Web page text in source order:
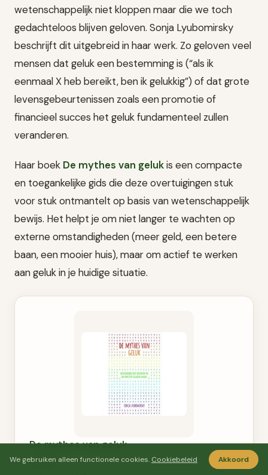
wetenschappelijk niet kloppen maar die we toch
gedachteloos blijven geloven. Sonja Lyubomirsky
beschrijft dit uitgebreid in haar werk. Zo geloven veel
mensen dat geluk een bestemming is (“als ik
eenmaal X heb bereikt, ben ik gelukkig”) of dat grote
levensgebeurtenissen zoals een promotie of
financieel succes het geluk fundamenteel zullen
veranderen.
Haar boek De mythes van gelukis een compacte
en toegankelijke gids die deze overtuigingen stuk
voor stuk ontmantelt op basis van wetenschappelijk
bewijs. Het helpt je om niet langer te wachten op
externe omstandigheden (meer geld, een betere
baan, een mooier huis), maar om actief te werken
aan geluk in je huidige situatie.
De mythes van geluk
€9.99
We gebruiken alleen functionele cookies. Cookiebeleid Akkoord